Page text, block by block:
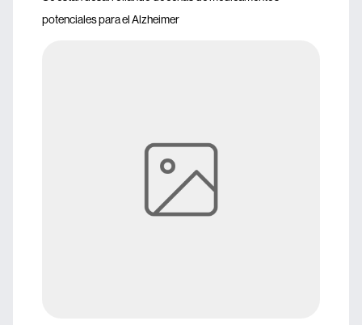
potenciales para el Alzheimer